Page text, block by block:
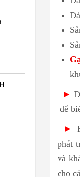
►
để
►
phát
và
cho